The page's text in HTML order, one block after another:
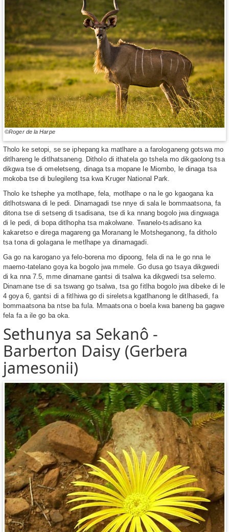
©Roger de la Harpe
Tholo ke setopi, se se iphepang ka matlhare a a farologaneng gotswa mo
ditlhareng le ditlhatsaneng. Ditholo di ithatela go tshela mo dikgaolong tsa
dikgwa tse di omeletseng, dinaga tsa mopane le Miombo, le dinaga tsa
mokoba tse di bulegileng tsa kwa Kruger National Park.
Tholo ke tshephe ya motlhape, fela, motlhape o na le go kgaogana ka
ditlhotswana di le pedi. Dinamagadi tse nnye di sala le bommaatsona, fa
ditona tse di setseng di tsadisana, tse di ka nnang bogolo jwa dingwaga
di le pedi, di bopa ditlhopha tsa makolwane. Twanelo-tsadisano ka
kakaretso e direga magareng ga Moranang le Motsheganong, fa ditholo
tsa tona di golagana le metlhape ya dinamagadi.
Ga go na karogano ya felo-borena mo dipoong, fela di na le go nna le
maemo-tatelano goya ka bogolo jwa mmele. Go dusa go tsaya dikgwedi
di ka nna 7.5, mme dinamane gantsi di tsalwa ka dikgwedi tsa selemo.
Dinamane tse di sa tswang go tsalwa, tsa go fitlha bogolo jwa dibeke di le
4 goya 6, gantsi di a fitlhiwa go di sireletsa kgatlhanong le ditlhasedi, fa
bommaatsona ba ntse ba fula. Mmaatsona o boela kwa baneng ba gagwe
fela fa a ile go ba oka.
Sethunya sa Sekanô -
Barberton Daisy (Gerbera
jamesonii)